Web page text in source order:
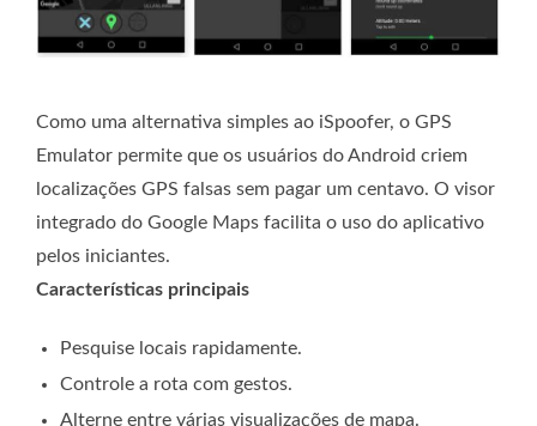
Como uma alternativa simples ao iSpoofer, o GPS
Emulator permite que os usuários do Android criem
localizações GPS falsas sem pagar um centavo. O visor
integrado do Google Maps facilita o uso do aplicativo
pelos iniciantes.
Características principais
Pesquise locais rapidamente.
Controle a rota com gestos.
Alterne entre várias visualizações de mapa.